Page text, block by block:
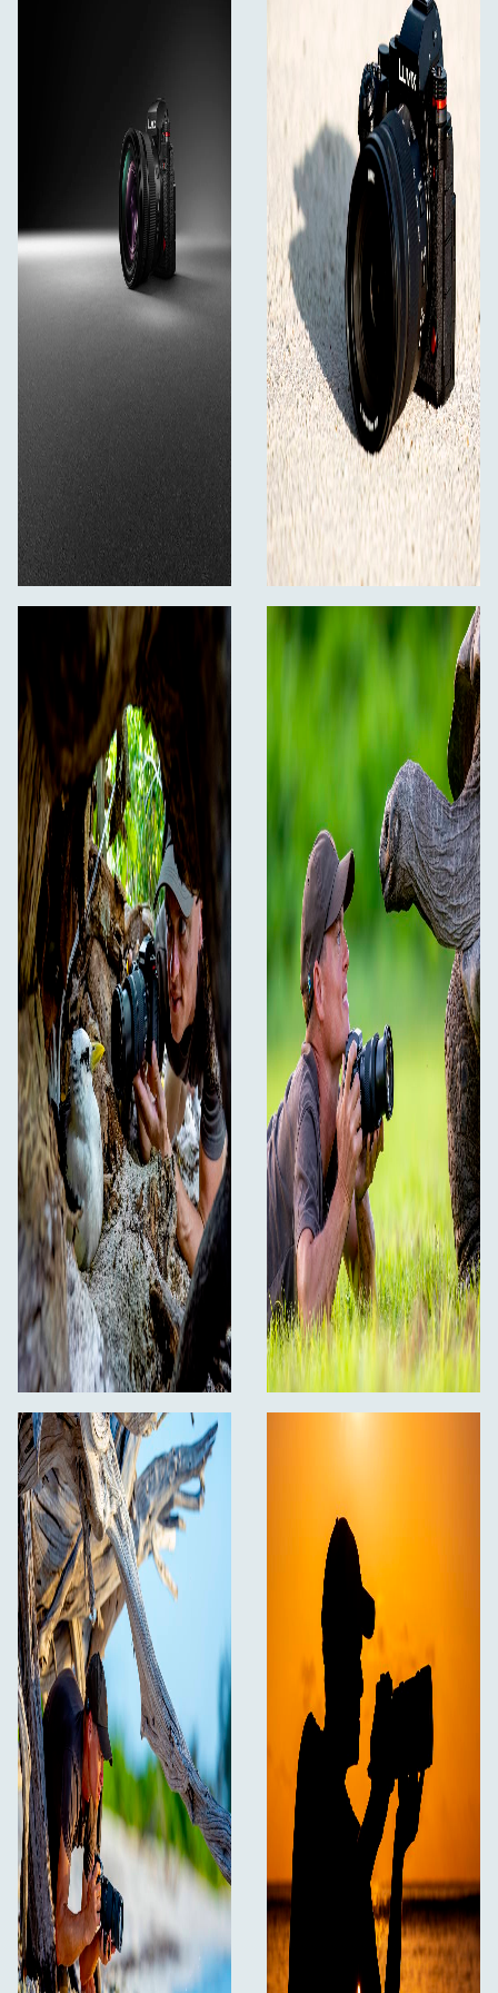
тяло на Lumix S1RII
Батерия (DMW-BLK22)
Стойка за зареждане
Каишка
Капак на тялото
Капак за хотшоу
Капак за съединителя за захващане на батерията